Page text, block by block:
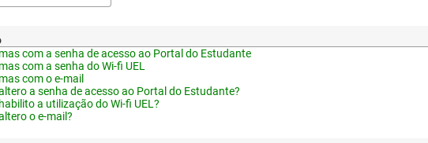
com a senha de acesso ao Portal do Estudante
com a senha do Wi-fi UEL
com o e-mail
a senha de acesso ao Portal do Estudante?
a utilização do Wi-fi UEL?
o e-mail?